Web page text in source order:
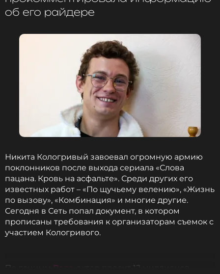
об его райдере
Никита Кологривый завоевал огромную армию
поклонников после выхода сериала «Слова
пацана. Кровь на асфальте». Среди других его
известных работ – «По щучьему велению», «Жизнь
по вызову», «Комбинация» и многие другие.
Сегодня в Сеть попал документ, в котором
прописаны требования к организаторам съемок с
участием Кологривого.
По данным Baza
, актер просит 12 миллионов